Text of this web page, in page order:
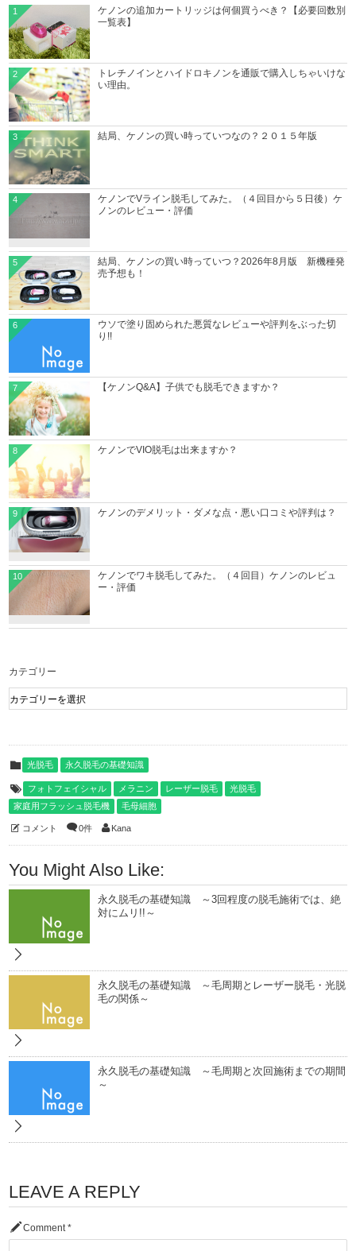
ケノンの追加カートリッジは何個買うべき？【必要回数別
一覧表】
1
トレチノインとハイドロキノンを通販で購入しちゃいけな
い理由。
2
結局、ケノンの買い時っていつなの？２０１５年版
3
ケノンでVライン脱毛してみた。（４回目から５日後）ケ
ノンのレビュー・評価
4
結局、ケノンの買い時っていつ？2026年8月版 新機種発
売予想も！
5
ウソで塗り固められた悪質なレビューや評判をぶった切
り!!
6
【ケノンQ&A】子供でも脱毛できますか？
7
ケノンでVIO脱毛は出来ますか？
8
ケノンのデメリット・ダメな点・悪い口コミや評判は？
9
ケノンでワキ脱毛してみた。（４回目）ケノンのレビュ
ー・評価
10
カテゴリー
光脱毛 永久脱毛の基礎知識
フォトフェイシャル メラニン レーザー脱毛
光脱毛
家庭用フラッシュ脱毛機
毛母細胞
コメント 0件 Kana
You Might Also Like:
永久脱毛の基礎知識 ～3回程度の脱毛施術では、絶
対にムリ!!～
永久脱毛の基礎知識 ～毛周期とレーザー脱毛・光脱
毛の関係～
永久脱毛の基礎知識 ～毛周期と次回施術までの期間
～
LEAVE A REPLY
Comment *